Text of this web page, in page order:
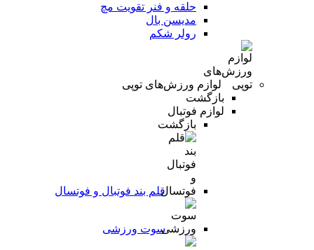
حلقه و فنر تقویت مچ
مدیسن بال
رولر شکم
لوازم ورزش‌های توپی
بازگشت
لوازم فوتبال
بازگشت
قلم بند فوتبال و فوتسال
سوت ورزشی